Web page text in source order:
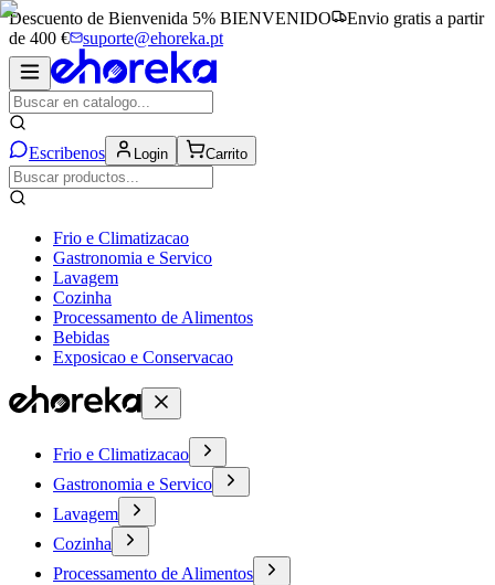
Descuento de Bienvenida 5% BIENVENIDO
Envio gratis a partir
de 400 €
suporte@ehoreka.pt
Escribenos Login Carrito
Frio e Climatizacao
Gastronomia e Servico
Lavagem
Cozinha
Processamento de Alimentos
Bebidas
Exposicao e Conservacao
Frio e Climatizacao
Gastronomia e Servico
Lavagem
Cozinha
Processamento de Alimentos